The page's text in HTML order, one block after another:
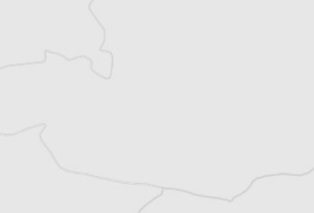
Traducteur⋅rice